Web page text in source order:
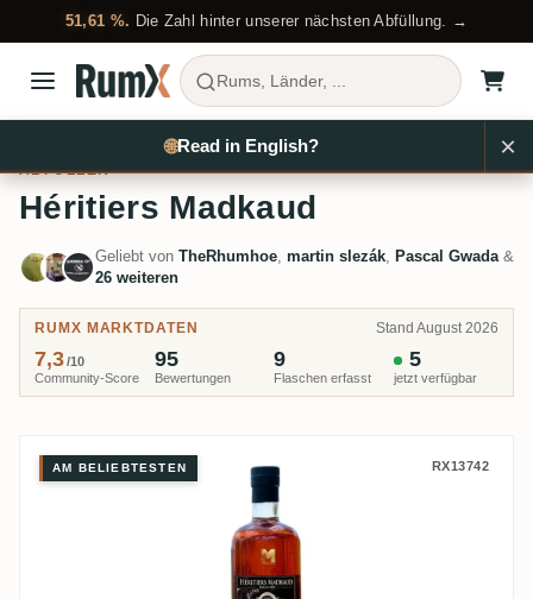
51,61 %. Die Zahl hinter unserer nächsten Abfüllung. →
Rums, Länder, ...
Abfüller Héritiers Madkaud
ABFÜLLER
Héritiers Madkaud
Geliebt von TheRhumhoe, martin slezák, Pascal Gwada&
26 weiteren
RUMX MARKTDATEN Stand August 2026
Community-Score
7,3/10
Bewertungen
95
Flaschen erfasst
9
jetzt verfügbar
5
Héritiers Madkaud Saint James
AM BELIEBTESTEN RX13742
🌐Read in English? ×